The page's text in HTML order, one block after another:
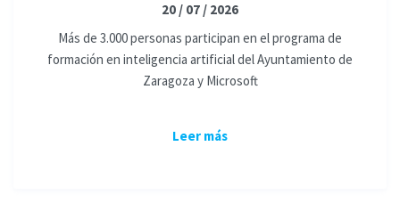
20 / 07 / 2026
Más de 3.000 personas participan en el programa de
formación en inteligencia artificial del Ayuntamiento de
Zaragoza y Microsoft
Leer más